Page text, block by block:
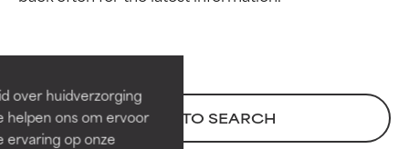
over huidverzorging
helpen ons om ervoor
ervaring op onze
BACK TO SEARCH
Bewezen en ondersteund door
onafhankelijk onderzoek.
Uitstekend actief ingrediënt
Bewezen en ondersteund door
onafhankelijk onderzoek.
Uitstekend actief ingrediënt